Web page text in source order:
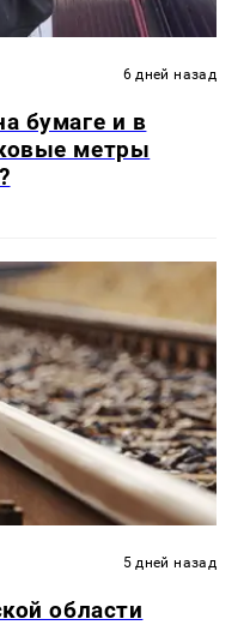
6 дней назад
бумаге и в
метры
5 дней назад
области